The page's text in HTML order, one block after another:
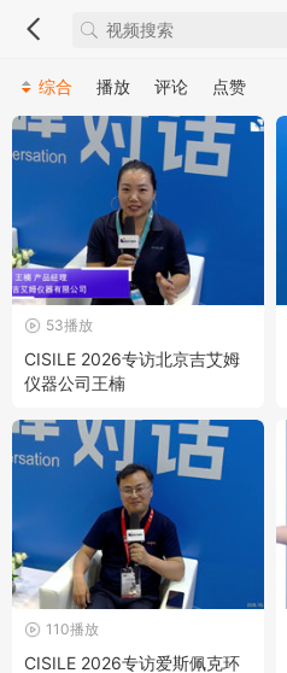
综合 播放 评论 点赞
53播放
CISILE 2026专访北京吉艾姆
仪器公司王楠
110播放
CISILE 2026专访爱斯佩克环